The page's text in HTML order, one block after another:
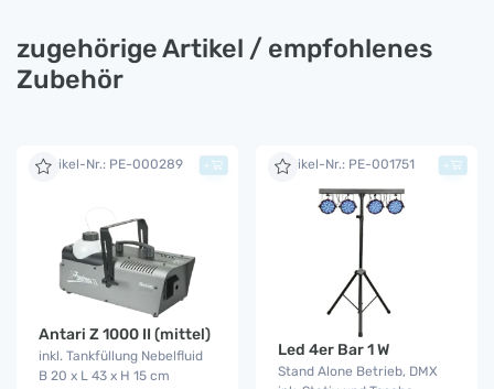
zugehörige Artikel / empfohlenes
Zubehör
Artikel-Nr.: PE-000289
Antari Z 1000 II (mittel)
inkl. Tankfüllung Nebelfluid
B 20 x L 43 x H 15 cm
+ Artikel-Nr.: PE-001751
Led 4er Bar 1 W
Stand Alone Betrieb, DMX
+